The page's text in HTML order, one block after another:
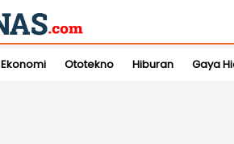
Ekonomi Ototekno Hiburan Gaya